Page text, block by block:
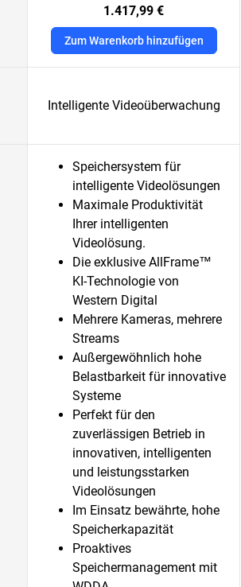
1.417,99 €
Zum Warenkorb hinzufügen
Intelligente Videoüberwachung
Speichersystem für
intelligente Videolösungen
Maximale Produktivität
Ihrer intelligenten
Videolösung.
Die exklusive AllFrame™
KI-Technologie von
Western Digital
Mehrere Kameras, mehrere
Streams
Außergewöhnlich hohe
Belastbarkeit für innovative
Systeme
Perfekt für den
zuverlässigen Betrieb in
innovativen, intelligenten
und leistungsstarken
Videolösungen
Im Einsatz bewährte, hohe
Speicherkapazität
Proaktives
Speichermanagement mit